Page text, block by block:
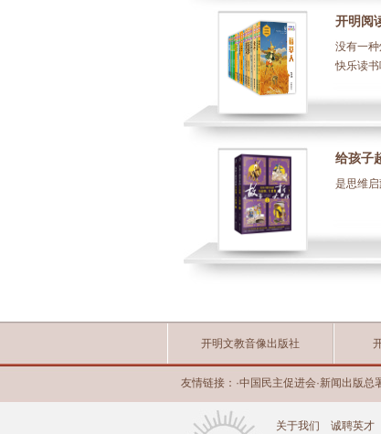
开明阅
没有一
快乐读
给孩子
是思维
开明文教音像出版社
友情链接： ·中国民主促进会·新闻出版总
关于我们 诚聘英才